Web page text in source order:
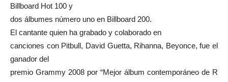
Billboard Hot 100 y
dos álbumes número uno en Billboard 200.
El cantante quien ha grabado y colaborado en
canciones con Pitbull, David Guetta, Rihanna, Beyonce, fue el
ganador del
premio Grammy 2008 por “Mejor álbum contemporáneo de R